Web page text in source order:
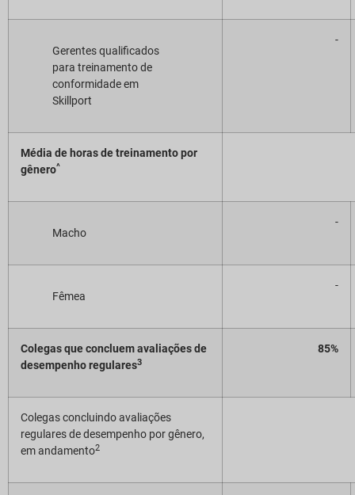
Gerentes qualificados
para treinamento de
conformidade em
Skillport
-
Média de horas de treinamento por
gênero^
Macho
-
Fêmea
-
Colegas que concluem avaliações de
desempenho regulares3
85%
Colegas concluindo avaliações
regulares de desempenho por gênero,
em andamento2